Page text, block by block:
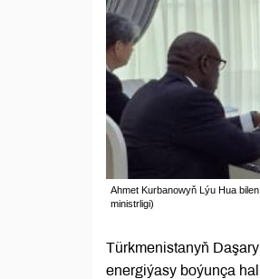
Ahmet Kurbanowyň Lýu Hua
ministrligi)
Türkmenistanyň
energiýasy boýunça